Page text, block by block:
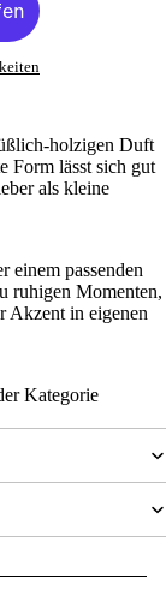
holzigen Duft
Form lässt sich gut
als kleine
einem passenden
ruhigen Momenten,
Akzent in eigenen
Kategorie